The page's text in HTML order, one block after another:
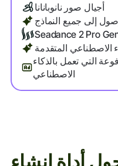
أجيال صور نانوبانانا
إلى جميع النماذج
Seadance 2 Pro
الاصطناعي المتقدمة
التي تعمل بالذكاء
الاصطناعي